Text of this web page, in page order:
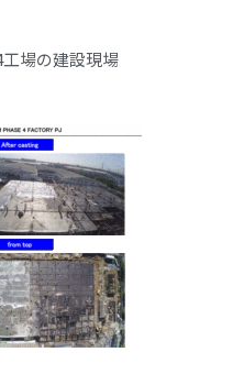
場の建設現場